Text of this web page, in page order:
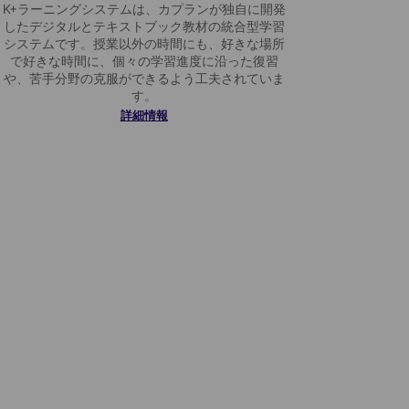
K+ラーニングシステムは、カプランが独自に開発
したデジタルとテキストブック教材の統合型学習
システムです。授業以外の時間にも、好きな場所
で好きな時間に、個々の学習進度に沿った復習
や、苦手分野の克服ができるよう工夫されていま
す。
詳細情報